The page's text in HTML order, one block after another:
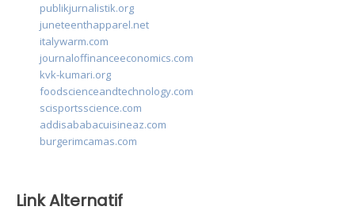
publikjurnalistik.org
juneteenthapparel.net
italywarm.com
journaloffinanceeconomics.com
kvk-kumari.org
foodscienceandtechnology.com
scisportsscience.com
addisababacuisineaz.com
burgerimcamas.com
Link Alternatif